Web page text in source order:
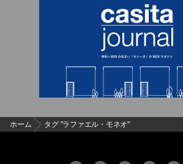
ホーム タグ "ラファエル・モネオ"